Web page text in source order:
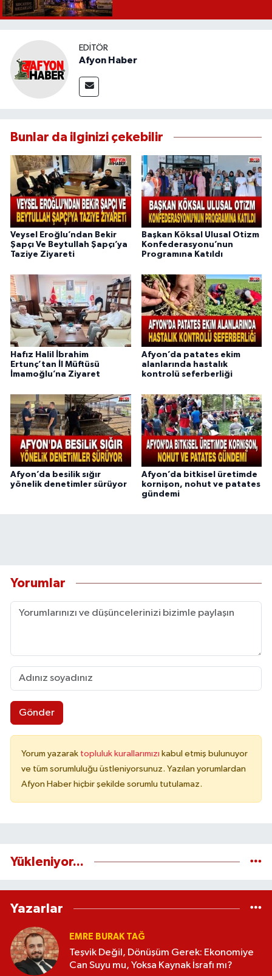
EDITÖR
Afyon Haber
Bunlar da ilginizi çekebilir
Veysel Eroğlu’ndan Bekir
Şapçı Ve Beytullah Şapçı’ya
Taziye Ziyareti
Başkan Köksal Ulusal Otizm
Konfederasyonu’nun
Programına Katıldı
Hafız Halil İbrahim
Ertunç’tan İl Müftüsü
İmamoğlu’na Ziyaret
Afyon’da patates ekim
alanlarında hastalık
kontrolü seferberliği
Afyon’da besilik sığır
yönelik denetimler sürüyor
Afyon’da bitkisel üretimde
kornişon, nohut ve patates
gündemi
Yorumlar
Gönder
Yorum yazarak topluluk kurallarımızı kabul etmiş bulunuyor
ve tüm sorumluluğu üstleniyorsunuz. Yazılan yorumlardan
Afyon Haber hiçbir şekilde sorumlu tutulamaz.
Yükleniyor...
Yazarlar
EMRE BURAK TAĞ
Teşvik Değil, Dönüşüm Gerek: Ekonomiye
Can Suyu mu, Yoksa Kaynak İsrafı mı?